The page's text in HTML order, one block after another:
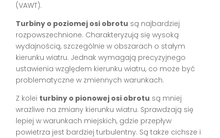
(VAWT).
Turbiny o poziomej osi obrotu są najbardziej
rozpowszechnione. Charakteryzują się wysoką
wydajnością, szczególnie w obszarach o stałym
kierunku wiatru. Jednak wymagają precyzyjnego
ustawienia względem kierunku wiatru, co może być
problematyczne w zmiennych warunkach.
Z kolei turbiny o pionowej osi obrotu są mniej
wrażliwe na zmiany kierunku wiatru. Sprawdzają się
lepiej w warunkach miejskich, gdzie przepływ
powietrza jest bardziej turbulentny. Są także cichsze i